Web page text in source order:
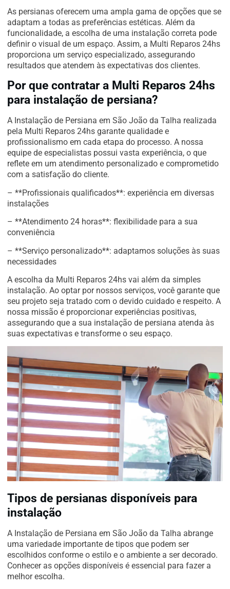
As persianas oferecem uma ampla gama de opções que se
adaptam a todas as preferências estéticas. Além da
funcionalidade, a escolha de uma instalação correta pode
definir o visual de um espaço. Assim, a Multi Reparos 24hs
proporciona um serviço especializado, assegurando
resultados que atendem às expectativas dos clientes.
Por que contratar a Multi Reparos 24hs
para instalação de persiana?
A Instalação de Persiana em São João da Talha realizada
pela Multi Reparos 24hs garante qualidade e
profissionalismo em cada etapa do processo. A nossa
equipe de especialistas possui vasta experiência, o que
reflete em um atendimento personalizado e comprometido
com a satisfação do cliente.
– **Profissionais qualificados**: experiência em diversas
instalações
– **Atendimento 24 horas**: flexibilidade para a sua
conveniência
– **Serviço personalizado**: adaptamos soluções às suas
necessidades
A escolha da Multi Reparos 24hs vai além da simples
instalação. Ao optar por nossos serviços, você garante que
seu projeto seja tratado com o devido cuidado e respeito. A
nossa missão é proporcionar experiências positivas,
assegurando que a sua instalação de persiana atenda às
suas expectativas e transforme o seu espaço.
Tipos de persianas disponíveis para
instalação
A Instalação de Persiana em São João da Talha abrange
uma variedade importante de tipos que podem ser
escolhidos conforme o estilo e o ambiente a ser decorado.
Conhecer as opções disponíveis é essencial para fazer a
melhor escolha.